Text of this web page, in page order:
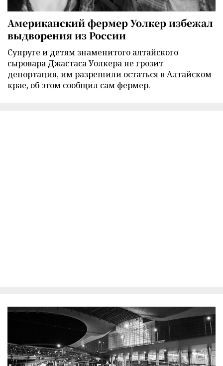
Американский фермер Уолкер избежал
выдворения из России
Супруге и детям знаменитого алтайского
сыровара Джастаса Уолкера не грозит
депортация, им разрешили остаться в Алтайском
крае, об этом сообщил сам фермер.